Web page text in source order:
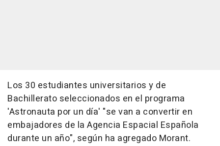
Los 30 estudiantes universitarios y de
Bachillerato seleccionados en el programa
'Astronauta por un día' "se van a convertir en
embajadores de la Agencia Espacial Española
durante un año", según ha agregado Morant.